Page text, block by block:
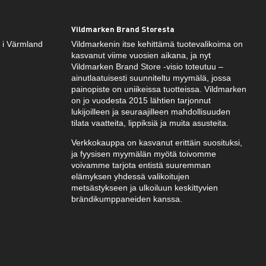
Värmland
Vildmarken Brand Storesta
Vildmarkenin itse kehittämä tuotevalikoima on
kasvanut viime vuosien aikana, ja nyt
Vildmarken Brand Store -visio toteutuu –
ainutlaatuisesti suunniteltu myymälä, jossa
painopiste on uniikeissa tuotteissa. Vildmarken
on jo vuodesta 2015 lähtien tarjonnut
lukijoilleen ja seuraajilleen mahdollisuuden
tilata vaatteita, lippiksiä ja muita asusteita.
Verkkokauppa on kasvanut erittäin suosituksi,
ja fyysisen myymälän myötä toivomme
voivamme tarjota entistä suuremman
elämyksen yhdessä valikoitujen
metsästykseen ja ulkoiluun keskittyvien
brändikumppaneiden kanssa.